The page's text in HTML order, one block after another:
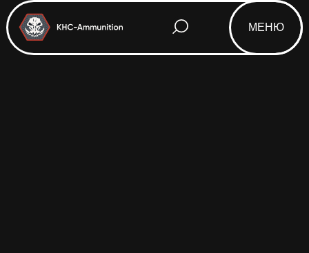
МЕНЮ
Html code will be here